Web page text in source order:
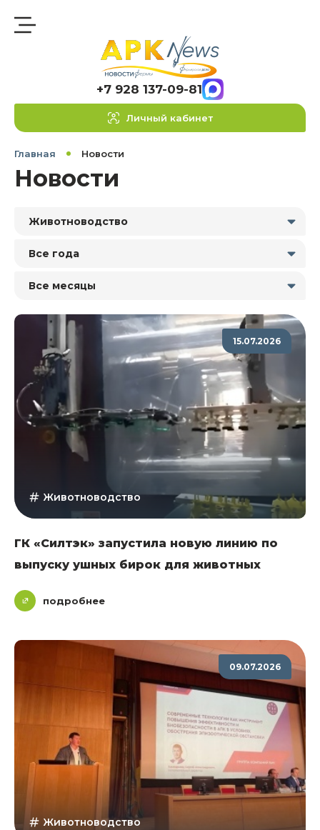
+7 928 137-09-81
Личный кабинет
Главная Новости
Новости
Животноводство
Все года
Все месяцы
15.07.2026
Животноводство
ГК «Силтэк» запустила новую линию по
выпуску ушных бирок для животных
подробнее
09.07.2026
Животноводство